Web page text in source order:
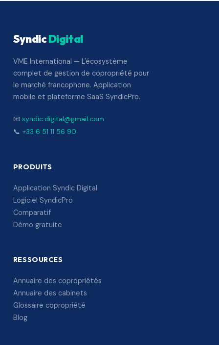
SyndicDigital
VME International — L'écosystème
complet de gestion de copropriété pour
le marché francophone. Application
mobile et plateforme SaaS SyndicPro.
📧 syndic.digital@gmail.com
📞 +33 6 51 11 56 90
PRODUITS
Application Syndic Digital
Logiciel SyndicPro
Comparatif
Démo gratuite
RESSOURCES
Annuaire des copropriétés
Annuaire des cabinets
Glossaire copropriété
Blog